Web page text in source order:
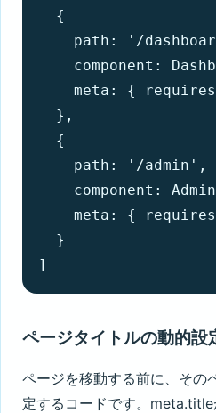
  {
path: '/
component:
meta: {
  },
  {
    path: '/admin',
component:
meta: {
  }
]
ページタイトルの動的設
ページを移動する前に、その
定するコードです。